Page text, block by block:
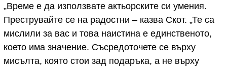
„Време е да използвате актьорските си умения.
Преструвайте се на радостни – казва Скот. „Те са
мислили за вас и това наистина е единственото,
което има значение. Съсредоточете се върху
мисълта, която стои зад подаръка, а не върху